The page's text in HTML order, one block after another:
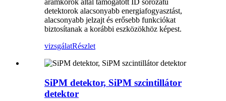
áramkörök által támogatott ID sorozatú
detektorok alacsonyabb energiafogyasztást,
alacsonyabb jelzajt és erősebb funkciókat
biztosítanak a korábbi eszközökhöz képest.
vizsgálatRészlet
SiPM detektor, SiPM szcintillátor
detektor